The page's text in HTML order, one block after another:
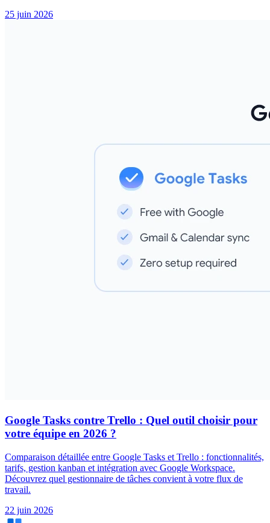
25 juin 2026
Google Tasks contre Trello : Quel outil choisir pour
votre équipe en 2026 ?
Comparaison détaillée entre Google Tasks et Trello : fonctionnalités,
tarifs, gestion kanban et intégration avec Google Workspace.
Découvrez quel gestionnaire de tâches convient à votre flux de
travail.
22 juin 2026